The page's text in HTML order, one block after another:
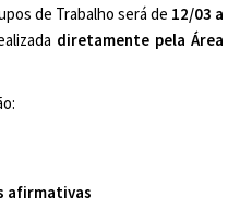
de Trabalho será de 12/03 a
diretamente pela Área
afirmativas